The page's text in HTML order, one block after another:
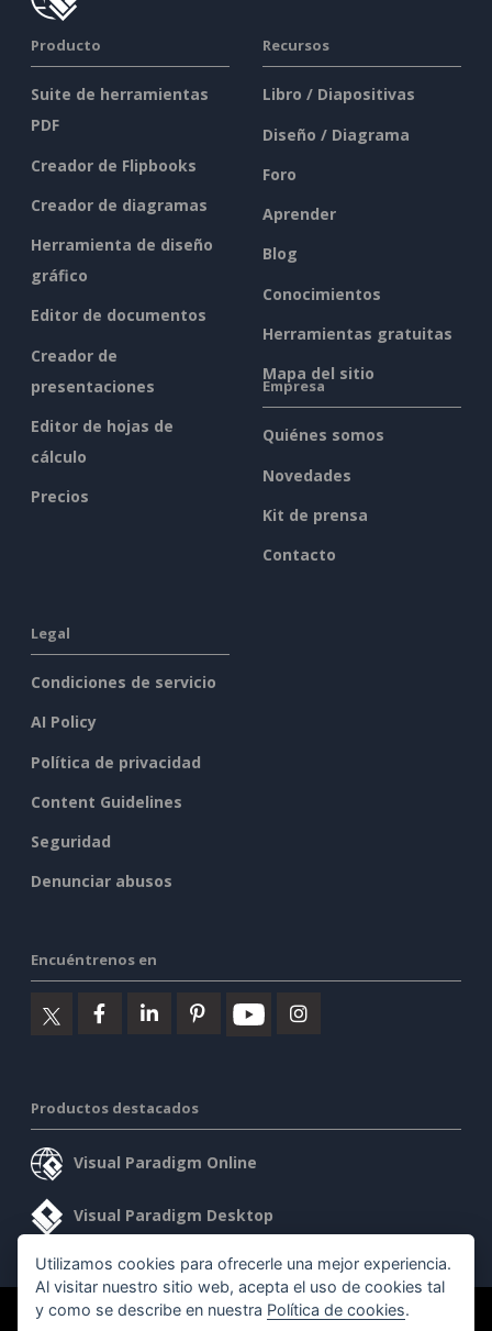
Producto
Suite de herramientas
PDF
Creador de Flipbooks
Creador de diagramas
Herramienta de diseño
gráfico
Editor de documentos
Creador de
presentaciones
Editor de hojas de
cálculo
Precios
Recursos
Libro / Diapositivas
Diseño / Diagrama
Foro
Aprender
Blog
Conocimientos
Herramientas gratuitas
Mapa del sitio
Empresa
Quiénes somos
Novedades
Kit de prensa
Contacto
Legal
Condiciones de servicio
AI Policy
Política de privacidad
Content Guidelines
Seguridad
Denunciar abusos
Encuéntrenos en
Productos destacados
Visual Paradigm Online
Visual Paradigm Desktop
©2026 by Visual Paradigm. Todos los derechos reservados.
Utilizamos cookies para ofrecerle una mejor experiencia.
Al visitar nuestro sitio web, acepta el uso de cookies tal
y como se describe en nuestra Política de cookies.